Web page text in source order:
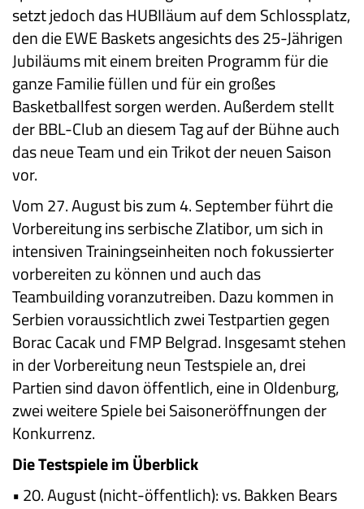
setzt jedoch das HUBIläum auf dem Schlossplatz,
den die EWE Baskets angesichts des 25-Jährigen
Jubiläums mit einem breiten Programm für die
ganze Familie füllen und für ein großes
Basketballfest sorgen werden. Außerdem stellt
der BBL-Club an diesem Tag auf der Bühne auch
das neue Team und ein Trikot der neuen Saison
vor.
Vom 27. August bis zum 4. September führt die
Vorbereitung ins serbische Zlatibor, um sich in
intensiven Trainingseinheiten noch fokussierter
vorbereiten zu können und auch das
Teambuilding voranzutreiben. Dazu kommen in
Serbien voraussichtlich zwei Testpartien gegen
Borac Cacak und FMP Belgrad. Insgesamt stehen
in der Vorbereitung neun Testspiele an, drei
Partien sind davon öffentlich, eine in Oldenburg,
zwei weitere Spiele bei Saisoneröffnungen der
Konkurrenz.
Die Testspiele im Überblick
•20. August (nicht-öffentlich): vs. Bakken Bears